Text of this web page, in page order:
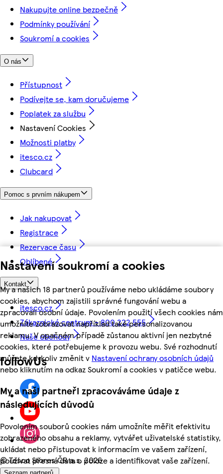
Nastavení soukromí a cookies
My a našich 18 partnerů používáme nebo ukládáme soubory
cookies, abychom zajistili správné fungování webu a
zpracovali osobní údaje. Povolením použití všech cookies nám
umožníte zobrazovat například také personalizovanou
reklamu. V opačném případě zůstanou aktivní jen nezbytné
cookies, které potřebujeme k provozu webu. Své rozhodnutí
můžete kdykoliv změnit v Nastavení ochrany osobních údajů
nebo kliknutím na odkaz Soukromí a cookies v patičce webu.
My a naši partneři zpracováváme údaje z
následujících důvodů
Povolením souborů cookies nám umožníte měřit efektivitu
zobrazeného obsahu a reklamy, vytvářet uživatelské statistiky,
ukládat nebo přistupovat k informacím ve vašem zařízení,
používat přesná data o poloze a identifikovat vaše zařízení.
Nakupujte online bezpečně
Podmínky používání
Soukromí a cookies
O nás
Přístupnost
Podívejte se, kam doručujeme
Poplatek za službu
Nastavení Cookies
Možnosti platby
itesco.cz
Clubcard
Pomoc s prvním nákupem
Jak nakupovat
Registrace
Rezervace času
Oblíbené
Kontakt
itesco.cz
Zákaznické centrum - 800 222 555
Naše obchody
followUs
©Tesco Stores ČR a.s. 2026